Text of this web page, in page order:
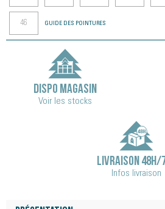
46 GUIDE DES POINTURES
DISPO MAGASIN
Voir les stocks
LIVRAISON 48H/
Infos livraison